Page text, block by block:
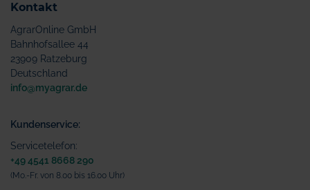
Kontakt
AgrarOnline GmbH
Bahnhofsallee 44
23909 Ratzeburg
Deutschland
info@myagrar.de
Kundenservice:
Servicetelefon:
+49 4541 8668 290
(Mo.-Fr. von 8.00 bis 16.00 Uhr)